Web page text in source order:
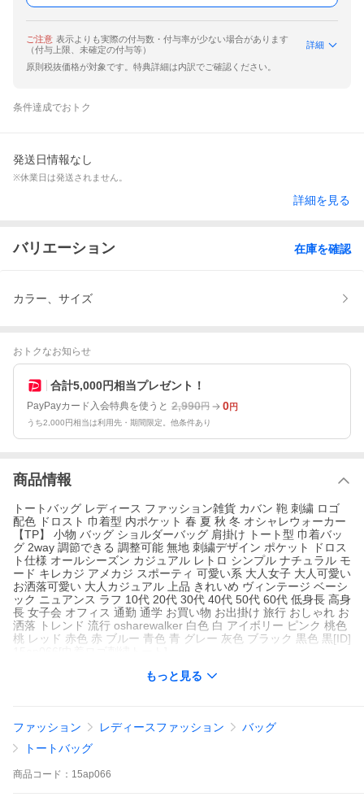
ご注意 表示よりも実際の付与数・付与率が少ない場合があります
（付与上限、未確定の付与等）
詳細
原則税抜価格が対象です。特典詳細は内訳でご確認ください。
条件達成でおトク
発送日情報なし
※休業日は発送されません。
詳細を見る
バリエーション 在庫を確認
カラー、サイズ
おトクなお知らせ
合計5,000円相当プレゼント！
PayPayカード入会特典を使うと 2,990円 0円
うち2,000円相当は利用先・期間限定。他条件あり
商品情報
トートバッグ レディース ファッション雑貨 カバン 鞄 刺繍 ロゴ
配色 ドロスト 巾着型 内ポケット 春 夏 秋 冬 オシャレウォーカー
【TP】 小物 バッグ ショルダーバッグ 肩掛け トート型 巾着バッ
グ 2way 調節できる 調整可能 無地 刺繍デザイン ポケット ドロス
ト仕様 オールシーズン カジュアル レトロ シンプル ナチュラル モ
ード キレカジ アメカジ スポーティ 可愛い系 大人女子 大人可愛い
お洒落可愛い 大人カジュアル 上品 きれいめ ヴィンテージ ベーシ
ック ニュアンス ラフ 10代 20代 30代 40代 50代 60代 低身長 高身
長 女子会 オフィス 通勤 通学 お買い物 お出掛け 旅行 おしゃれ お
洒落 トレンド 流行 osharewalker 白色 白 アイボリー ピンク 桃色
桃 レッド 赤色 赤 ブルー 青色 青 グレー 灰色 ブラック 黒色 黒[ID]
もっと見る
ファッション レディースファッション
バッグ
トートバッグ
商品 コード： 15ap066